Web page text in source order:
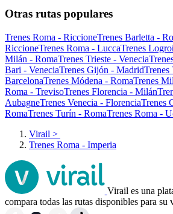
Otras rutas populares
Trenes Roma - RiccioneTrenes Barletta -
RiccioneTrenes Roma - LuccaTrenes
Milán - RomaTrenes Trieste - Venecia
Bari - VeneciaTrenes Gijón - MadridTrenes
BarcelonaTrenes Módena - RomaTrenes
Roma - TrevisoTrenes Florencia - Milán
AubagneTrenes Venecia - FlorenciaTrenes
RomaTrenes Turín - RomaTrenes Roma -
Virail >
Trenes Roma - Imperia
Virail es una
compara todas las rutas disponibles para su